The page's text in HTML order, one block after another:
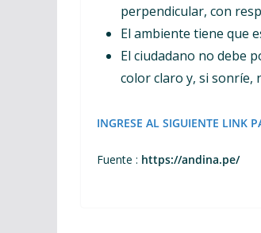
perpendicular, con
El ambiente tiene que
El ciudadano no debe
color claro y, si sonríe,
INGRESE AL SIGUIENTE LINK
Fuente : https://andina.pe/